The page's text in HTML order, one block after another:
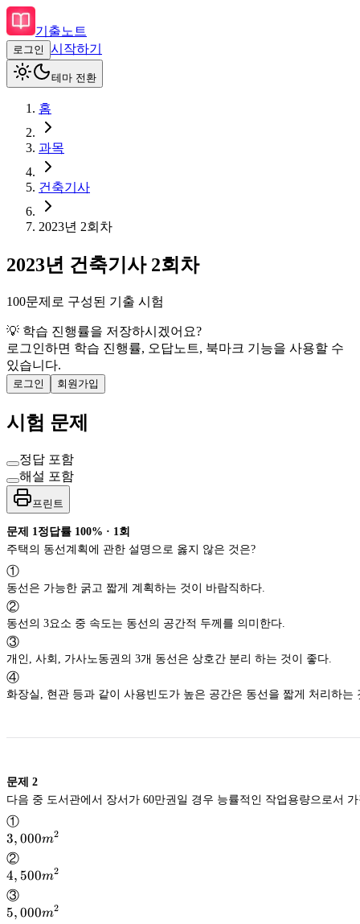
기출노트
로그인 시작하기
테마 전환
홈
과목
건축기사
2023년 2회차
2023년 건축기사 2회차
100문제로 구성된 기출 시험
💡 학습 진행률을 저장하시겠어요?
로그인하면 학습 진행률, 오답노트, 북마크 기능을 사용할 수
있습니다.
로그인 회원가입
시험 문제
정답 포함
해설 포함
프린트
문제 1 정답률 100% · 1 회
주택의 동선계획에 관한 설명으로 옳지 않은 것은?
①
동선은 가능한 굵고 짧게 계획하는 것이 바람직하다.
②
동선의 3요소 중 속도는 동선의 공간적 두께를 의미한다.
③
개인, 사회, 가사노동권의 3개 동선은 상호간 분리 하는 것이 좋다.
④
화장실, 현관 등과 같이 사용빈도가 높은 공간은 동
문제 2
다음 중 도서관에서 장서가 60만권일 경
①
3,000m^2
3, 000m2
②
4,500m^2
4, 500m2
③
5,000m^2
5, 000m2